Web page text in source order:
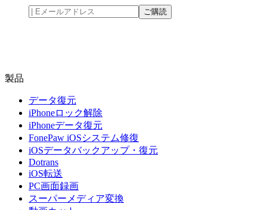
製品
データ復元
iPhoneロック解除
iPhoneデータ復元
FonePaw iOSシステム修復
iOSデータバックアップ・復元
Dotrans
iOS転送
PC画面録画
スーパーメディア変換